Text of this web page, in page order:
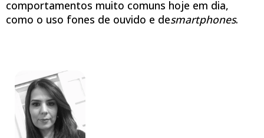
comportamentos muito comuns hoje em dia,
como o uso fones de ouvido e desmartphones.